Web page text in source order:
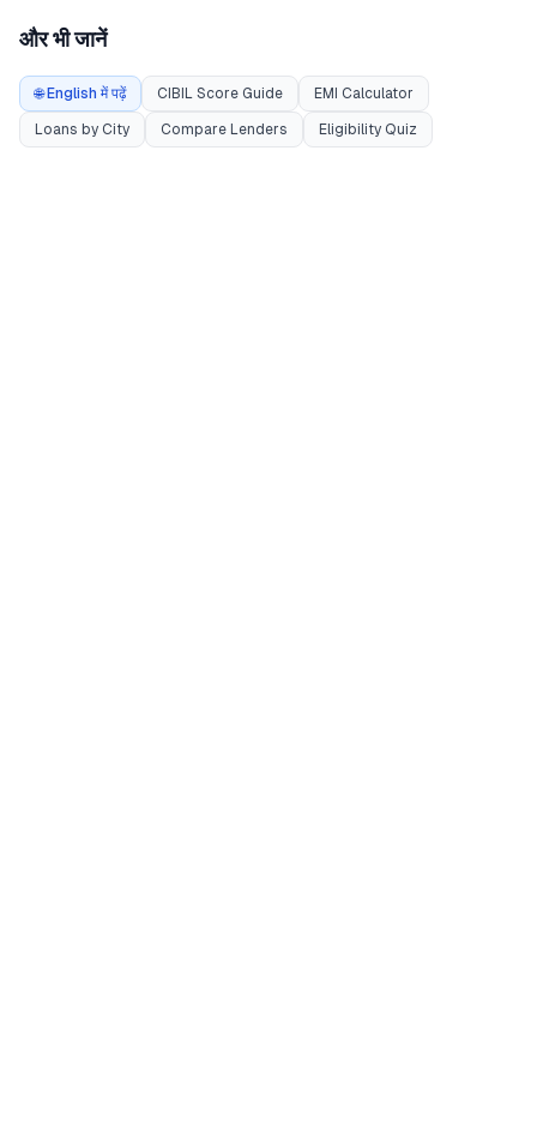
और भी जानें
🌐 English में पढ़ें CIBIL Score Guide EMI Calculator
Loans by City Compare Lenders Eligibility Quiz